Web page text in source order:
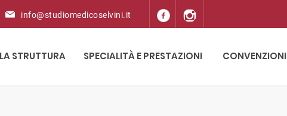
info@studiomedicoselvini.it
LA STRUTTURA SPECIALITÀ E PRESTAZIONI CONVENZIONI